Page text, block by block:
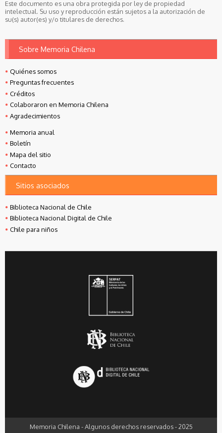
Este documento es una obra protegida por ley de propiedad
intelectual. Su uso y reproducción están sujetos a la autorización de
su(s) autor(es) y/o titulares de derechos.
Sobre Memoria Chilena
Quiénes somos
Preguntas frecuentes
Créditos
Colaboraron en Memoria Chilena
Agradecimientos
Memoria anual
Boletín
Mapa del sitio
Contacto
Sitios asociados
Biblioteca Nacional de Chile
Biblioteca Nacional Digital de Chile
Chile para niños
Memoria Chilena - Algunos derechos reservados - 2025